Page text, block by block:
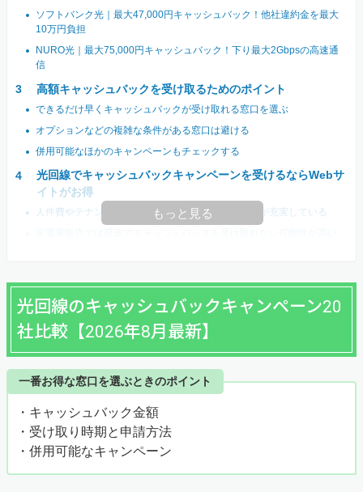
ソフトバンク光｜最大47,000円キャッシュバック！他社違約金を最大
10万円負担
NURO光｜最大75,000円キャッシュバック！下り最大2Gbpsの高速通
信
高額キャッシュバックを受け取るためのポイント
できるだけ早くキャッシュバックが受け取れる窓口を選ぶ
オプションなどの複雑な条件がある窓口は避ける
併用可能なほかのキャンペーンもチェックする
光回線でキャッシュバックキャンペーンを受けるならWebサ
イトがお得
人件費やテナント代が掛からないのでキャンペーンが充実している
もっと見る
光回線のキャッシュバックキャンペーン20
社比較【2026年8月最新】
一番お得な窓口を選ぶときのポイント
・キャッシュバック金額
・受け取り時期と申請方法
・併用可能なキャンペーン